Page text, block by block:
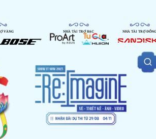
VÀNG NHÀ TÀI TRỢ BẠC NHÀ TÀI TRỢ ĐỒNG